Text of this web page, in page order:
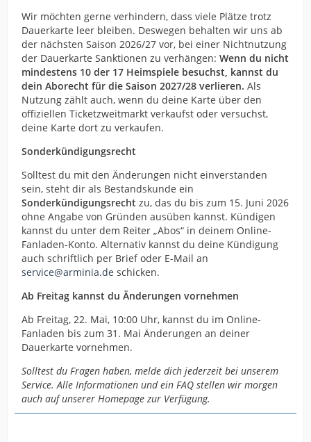
Wir möchten gerne verhindern, dass viele Plätze trotz
Dauerkarte leer bleiben. Deswegen behalten wir uns ab
der nächsten Saison 2026/27 vor, bei einer Nichtnutzung
der Dauerkarte Sanktionen zu verhängen: Wenn du nicht
mindestens 10 der 17 Heimspiele besuchst, kannst du
dein Aborecht für die Saison 2027/28 verlieren. Als
Nutzung zählt auch, wenn du deine Karte über den
offiziellen Ticketzweitmarkt verkaufst oder versuchst,
deine Karte dort zu verkaufen.
Sonderkündigungsrecht
Solltest du mit den Änderungen nicht einverstanden
sein, steht dir als Bestandskunde ein
Sonderkündigungsrecht zu, das du bis zum 15. Juni 2026
ohne Angabe von Gründen ausüben kannst. Kündigen
kannst du unter dem Reiter „Abos“ in deinem Online-
Fanladen-Konto. Alternativ kannst du deine Kündigung
auch schriftlich per Brief oder E-Mail an
service@arminia.de schicken.
Ab Freitag kannst du Änderungen vornehmen
Ab Freitag, 22. Mai, 10:00 Uhr, kannst du im Online-
Fanladen bis zum 31. Mai Änderungen an deiner
Dauerkarte vornehmen.
Solltest du Fragen haben, melde dich jederzeit bei unserem
Service. Alle Informationen und ein FAQ stellen wir morgen
auch auf unserer Homepage zur Verfügung.